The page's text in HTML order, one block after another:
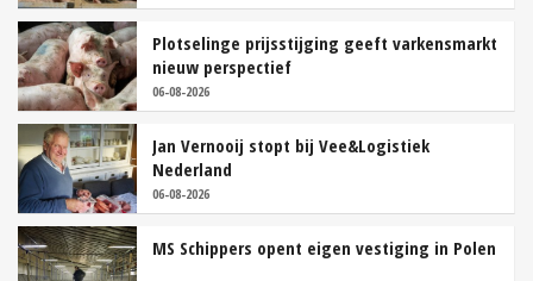
Plotselinge prijsstijging geeft varkensmarkt
nieuw perspectief
06-08-2026
Jan Vernooij stopt bij Vee&Logistiek
Nederland
06-08-2026
MS Schippers opent eigen vestiging in Polen